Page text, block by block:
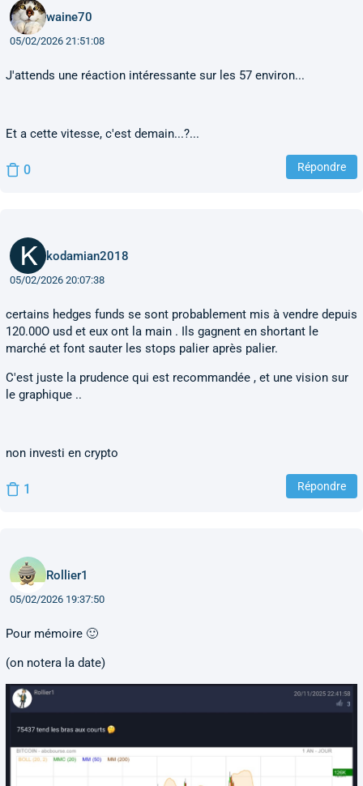
waine70
05/02/2026 21:51:08
J'attends une réaction intéressante sur les 57 environ...
Et a cette vitesse, c'est demain...?...
0 Répondre
kodamian2018
05/02/2026 20:07:38
certains hedges funds se sont probablement mis à vendre depuis
120.00O usd et eux ont la main . Ils gagnent en shortant le
marché et font sauter les stops palier après palier.
C'est juste la prudence qui est recommandée , et une vision sur
le graphique ..
non investi en crypto
1 Répondre
Rollier1
05/02/2026 19:37:50
Pour mémoire 🙂
(on notera la date)